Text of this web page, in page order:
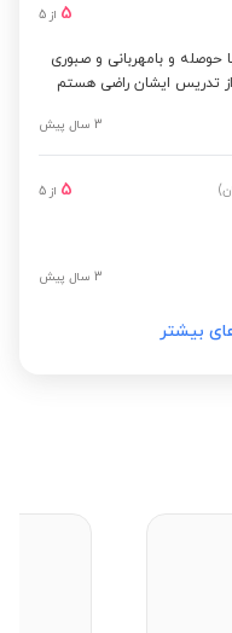
5 از 5
حوصله و بامهربانی و صبوری
تدریس ایشان راضی هستم
3 سال پیش
5 از 5
3 سال پیش
بیشتر